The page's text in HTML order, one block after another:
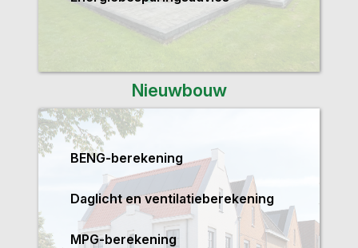
Nieuwbouw
BENG-berekening
Daglicht en ventilatieberekening
MPG-berekening